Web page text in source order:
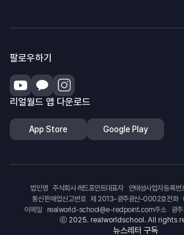
팔로우하기
리얼월드 앱 다운로드
App Store Google Play
법인명 주식회사 레드포인트대표자 안태성사업자등록번
통신판매업신고번호 제 2013-광주광산-0002호전화
이메일
realworld-school@e-redpoint.com주소
광
ⓒ 2025. realworldschool. All rights
뉴스레터 구독